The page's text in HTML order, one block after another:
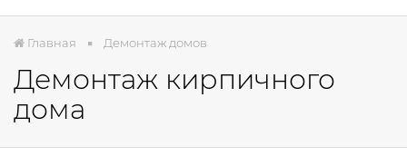
Главная Демонтаж домов
Демонтаж кирпичного
дома